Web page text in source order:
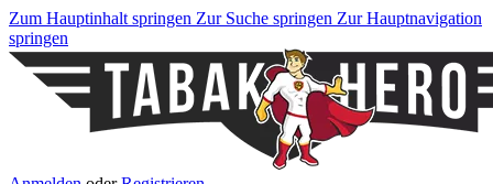
Zum Hauptinhalt springen Zur Suche springen Zur Hauptnavigation
springen